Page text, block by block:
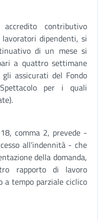
contributivo
dipendenti, si
di un mese si
a quattro settimane
assicurati del Fondo
per i quali
comma 2, prevede -
all’indennità - che
della domanda,
rapporto di lavoro
a tempo parziale ciclico